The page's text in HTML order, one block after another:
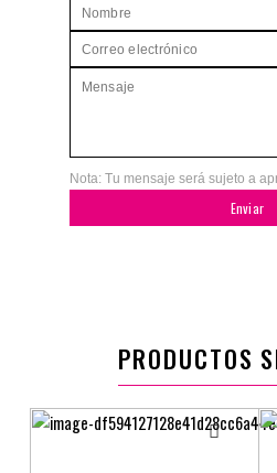
Nota: Tu mensaje será sujeto a
Enviar
PRODUCTOS